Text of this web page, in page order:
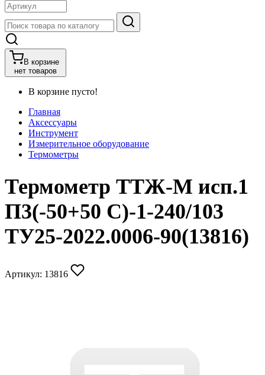
В корзине
нет товаров
В корзине пусто!
Главная
Аксессуары
Инструмент
Измерительное оборудование
Термометры
Термометр ТТЖ-М исп.1
П3(-50+50 С)-1-240/103
ТУ25-2022.0006-90(13816)
Артикул: 13816